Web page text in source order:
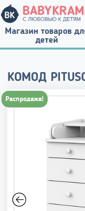
Магазин товаров
детей
КОМОД
Распродажа!